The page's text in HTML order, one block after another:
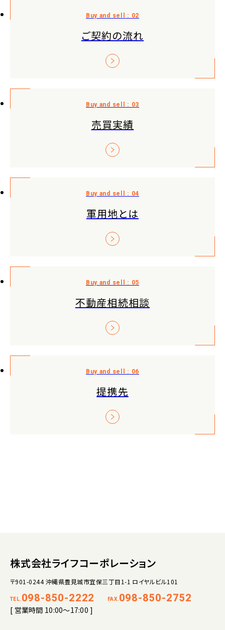
ご契約の流れ
売買実績
軍用地とは
不動産相続相談
提携先
株式会社ライフコーポレーション
〒901-0244 沖縄県豊見城市宜保三丁目1-1 ロイヤルビル101
TEL. 098-850-2222 FAX. 098-850-2752
[ 営業時間 10:00～17:00 ]